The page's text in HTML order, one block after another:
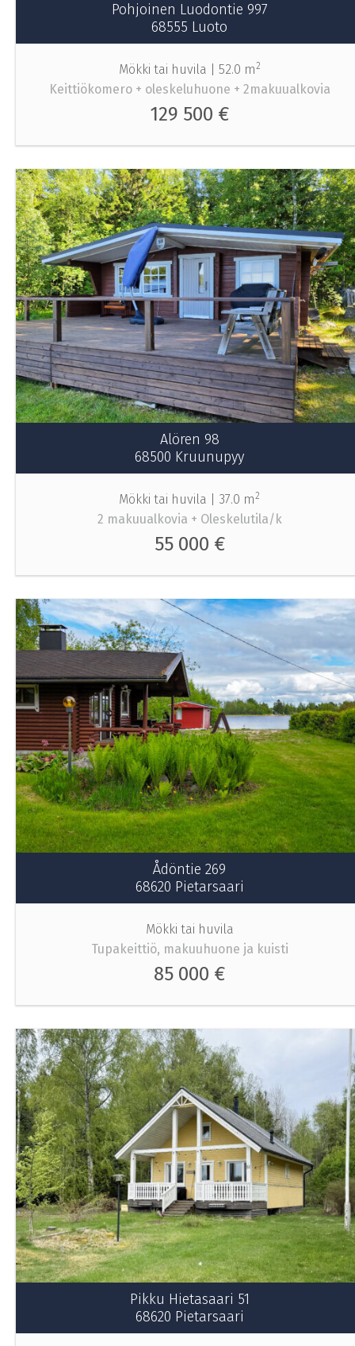
Pohjoinen Luodontie 997
68555 Luoto
Mökki tai huvila | 52.0 m2
Keittiökomero + oleskeluhuone + 2makuualkovia
129 500 €
Alören 98
68500 Kruunupyy
Mökki tai huvila | 37.0 m2
2 makuualkovia + Oleskelutila/k
55 000 €
Ådöntie 269
68620 Pietarsaari
Mökki tai huvila
Tupakeittiö, makuuhuone ja kuisti
85 000 €
Pikku Hietasaari 51
68620 Pietarsaari